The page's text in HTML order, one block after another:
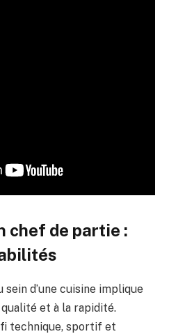
chef de partie :
sein d’une cuisine implique
et à la rapidité.
technique, sportif et